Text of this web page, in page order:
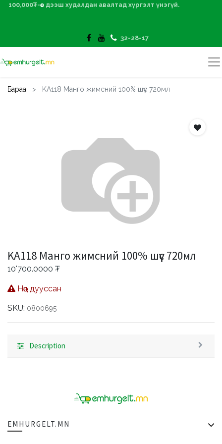
100,000₮-өөс дээш худалдан авалтад хүргэлт үнэгүй.
32-28-17
Бараа KA118 Манго жимсний 100% шүүс 720мл
KA118 Манго жимсний 100% шүүс 720мл
10'700.0000 ₮
Нөөц дууссан
SKU: 0800695
Description
EMHURGELT.MN